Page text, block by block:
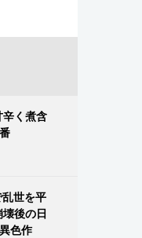
く煮含
乱世を平
後の日
色作